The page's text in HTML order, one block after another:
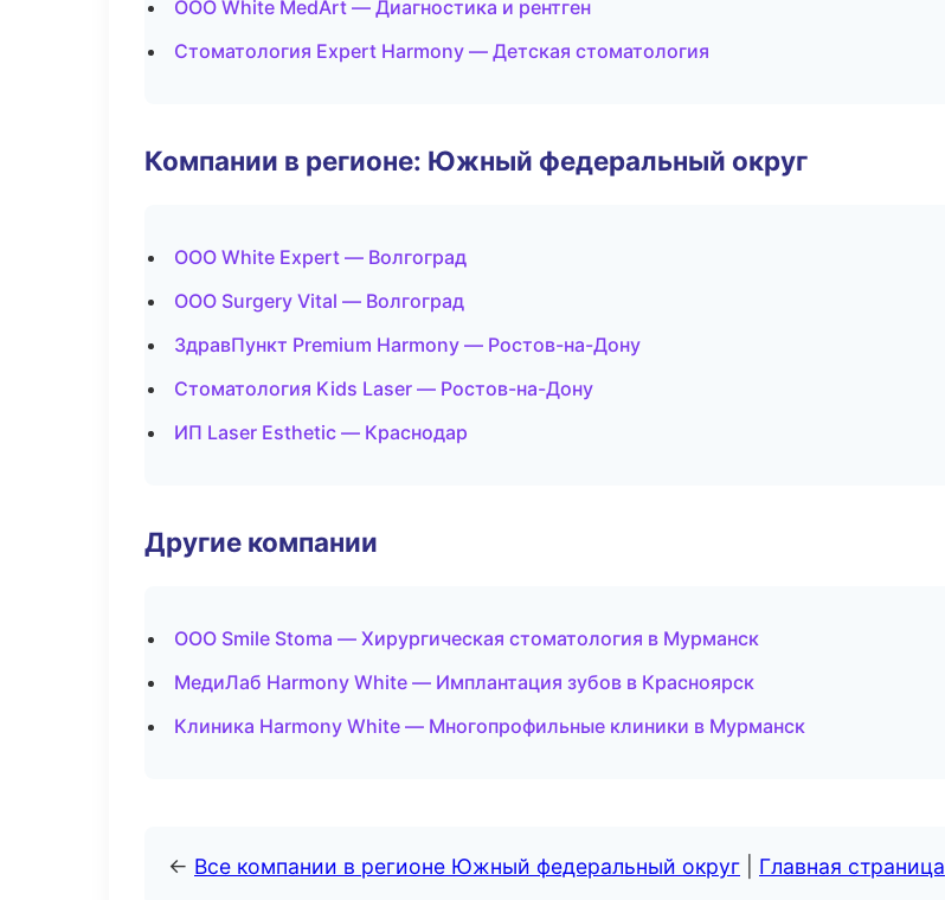
ООО White MedArt — Диагностика и рентген
Стоматология Expert Harmony — Детская стоматология
Компании в регионе: Южный федеральный округ
ООО White Expert — Волгоград
ООО Surgery Vital — Волгоград
ЗдравПункт Premium Harmony — Ростов-на-Дону
Стоматология Kids Laser — Ростов-на-Дону
ИП Laser Esthetic — Краснодар
Другие компании
ООО Smile Stoma — Хирургическая стоматология в Мурманск
МедиЛаб Harmony White — Имплантация зубов в Красноярск
Клиника Harmony White — Многопрофильные клиники в Мурманск
← Все компании в регионе Южный федеральный округ Главная страница